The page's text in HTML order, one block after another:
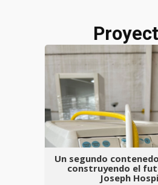
Un segundo
construyendo el
Joseph